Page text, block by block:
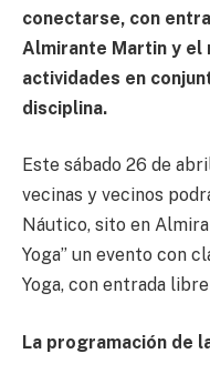
conectarse, con
Almirante Martin y el
actividades en
disciplina.
Este sábado 26 de
vecinas y vecinos
Náutico, sito en
Yoga” un evento con
Yoga, con entrada
La programación de